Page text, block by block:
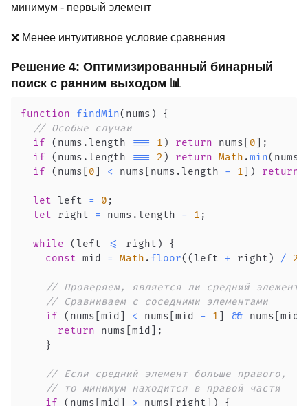
минимум - первый элемент
❌ Менее интуитивное условие сравнения
Решение 4: Оптимизированный бинарный
поиск с ранним выходом 📊
function findMin( nums )
{
// Особые случаи
if
( nums .length === 1 ) return nums 0
;
if
( nums .length === 2 ) return Math .min( nums
if
( nums 0 < nums nums .length - 1 ) return
let left = 0 ;
let right = nums .length - 1 ;
while (left <= right )
{
const mid = Math . floor( (left + right ) / 2
// Проверяем, является ли средний элемент
// Сравниваем с соседними элементами
if
( nums mid < nums mid - 1 && nums mid
return nums mid
;
}
// Если средний элемент больше правого,
// то минимум находится в правой части
if
( nums mid > nums right ) {